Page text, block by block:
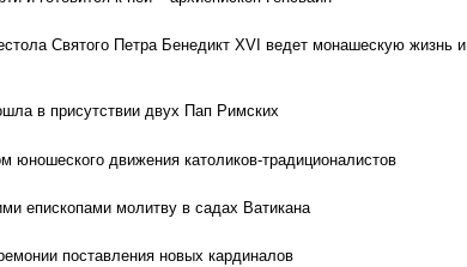
Святого Петра Бенедикт XVI ведет монашескую жизнь и
в присутствии двух Пап Римских
юношеского движения католиков-традиционалистов
епископами молитву в садах Ватикана
поставления новых кардиналов